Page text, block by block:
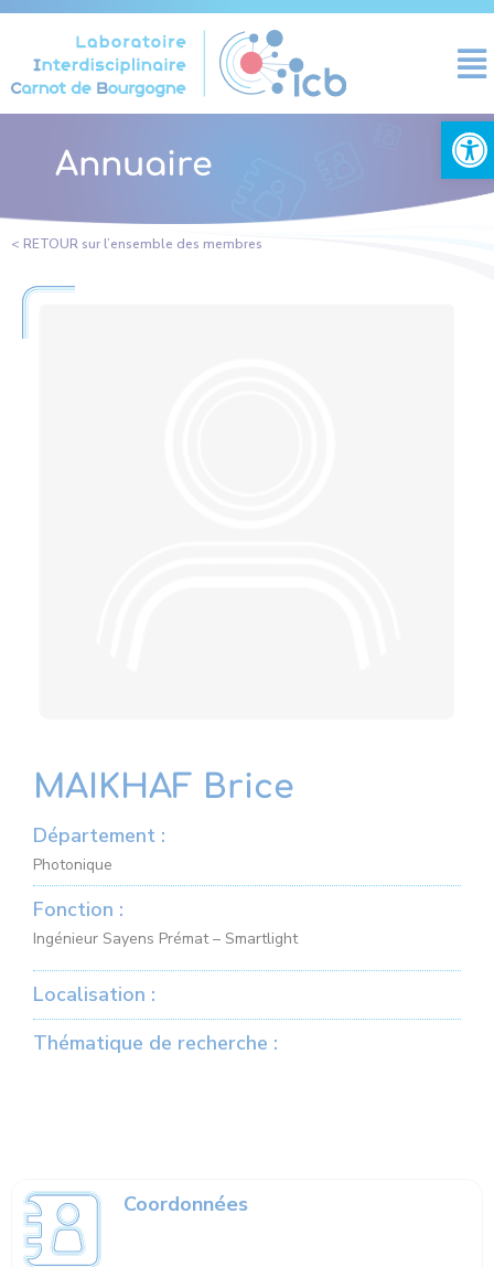
Ouvrir
Annuaire
< RETOUR sur l’ensemble des membres
MAIKHAF Brice
Département :
Photonique
Fonction :
Ingénieur Sayens Prémat – Smartlight
Localisation :
Thématique de recherche :
Coordonnées
Panneau de gestion des cookies